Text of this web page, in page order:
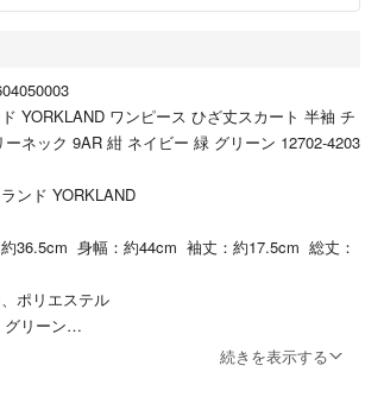
ド YORKLAND ワンピース ひざ丈スカート 半袖 チ
ーネック 9AR 紺 ネイビー 緑 グリーン 12702-4203
ンド YORKLAND
約36.5cm 身幅：約44cm 袖丈：約17.5cm 総丈：
ポリエステル
グリーン
にかけてジップあり。 首後ろにホックあり。
毛羽立ちはありますが、その他に目立ったダメー
続きを表示する